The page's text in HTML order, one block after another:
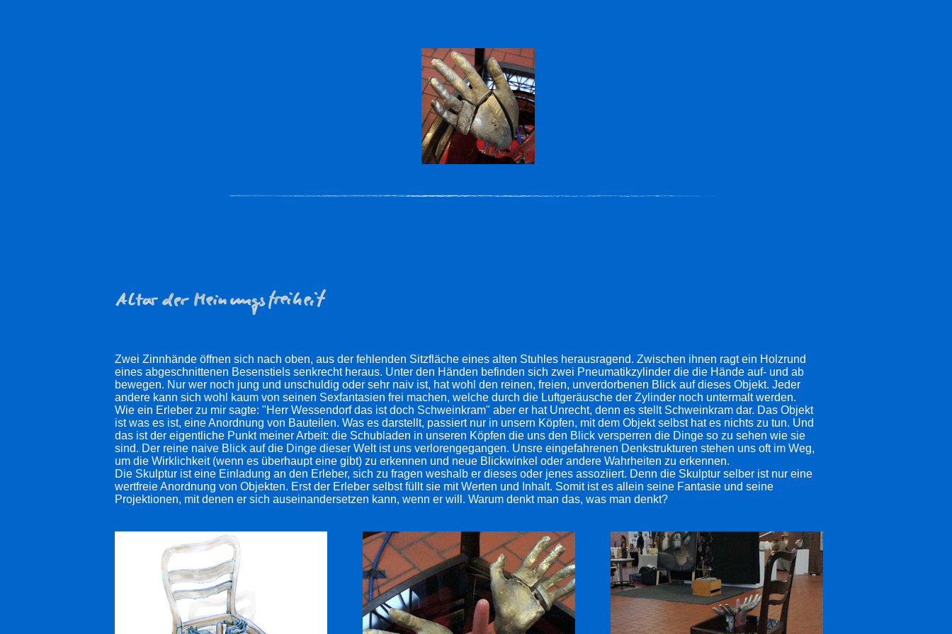
Zwei Zinnhände öffnen sich nach oben, aus der fehlenden Sitzfläche eines alten Stuhles herausragend. Zwischen ihnen ragt ein Holzrund
eines abgeschnittenen Besenstiels senkrecht heraus. Unter den Händen befinden sich zwei Pneumatikzylinder die die Hände auf- und ab
bewegen. Nur wer noch jung und unschuldig oder sehr naiv ist, hat wohl den reinen, freien, unverdorbenen Blick auf dieses Objekt. Jeder
andere kann sich wohl kaum von seinen Sexfantasien frei machen, welche durch die Luftgeräusche der Zylinder noch untermalt werden.
Wie ein Erleber zu mir sagte: "Herr Wessendorf das ist doch Schweinkram" aber er hat Unrecht, denn es stellt Schweinkram dar. Das Objekt
ist was es ist, eine Anordnung von Bauteilen. Was es darstellt, passiert nur in unsern Köpfen, mit dem Objekt selbst hat es nichts zu tun. Und
das ist der eigentliche Punkt meiner Arbeit: die Schubladen in unseren Köpfen die uns den Blick versperren die Dinge so zu sehen wie sie
sind. Der reine naive Blick auf die Dinge dieser Welt ist uns verlorengegangen. Unsre eingefahrenen Denkstrukturen stehen uns oft im Weg,
um die Wirklichkeit (wenn es überhaupt eine gibt) zu erkennen und neue Blickwinkel oder andere Wahrheiten zu erkennen.
Die Skulptur ist eine Einladung an den Erleber, sich zu fragen weshalb er dieses oder jenes assoziiert. Denn die Skulptur selber ist nur eine
wertfreie Anordnung von Objekten. Erst der Erleber selbst füllt sie mit Werten und Inhalt. Somit ist es allein seine Fantasie und seine
Projektionen, mit denen er sich auseinandersetzen kann, wenn er will. Warum denkt man das, was man denkt?